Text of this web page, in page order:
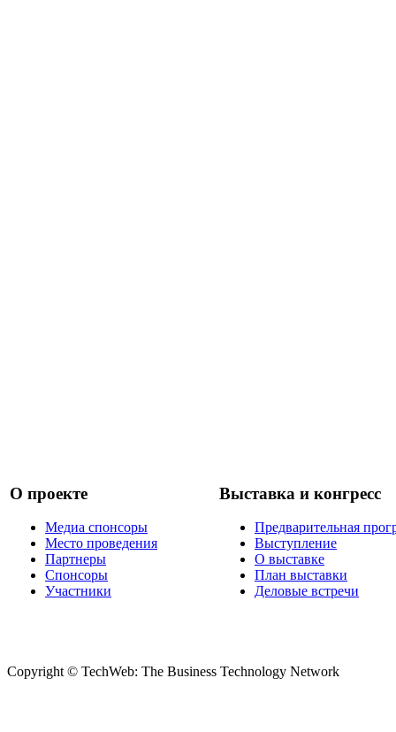
О проекте
Медиа спонсоры
Место проведения
Партнеры
Спонсоры
Участники
Выставка и конгресс
Предварительная
Выступление
О выставке
План выставки
Деловые встречи
Copyright © TechWeb: The Business Technology Network